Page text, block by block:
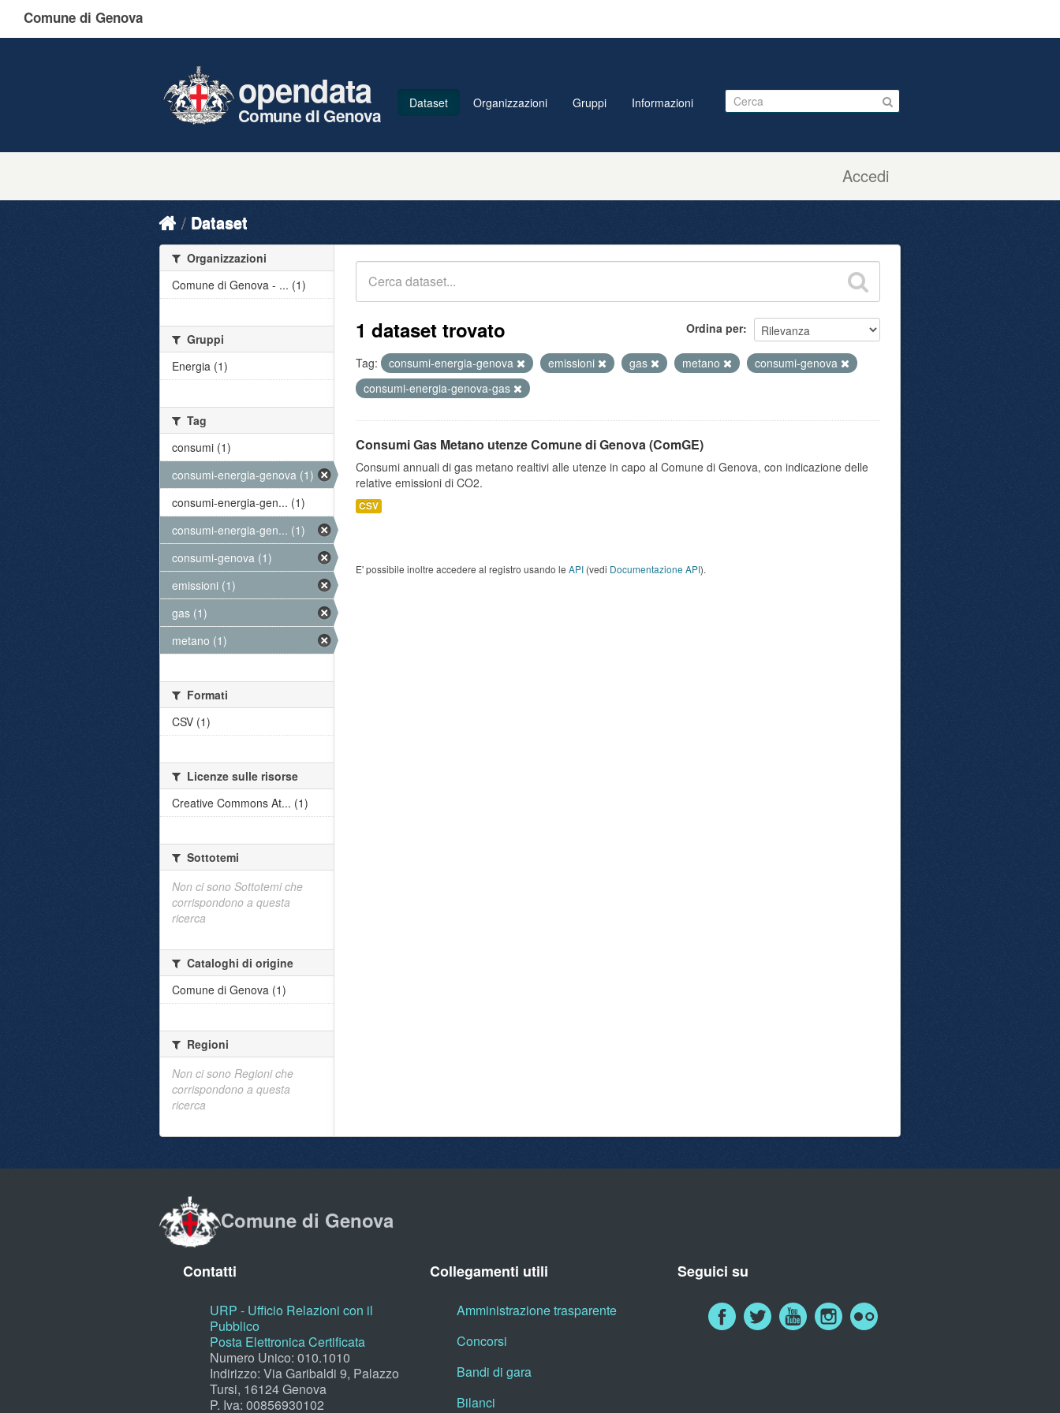
Comune di Genova
Accedi
opendata
Comune di Genova
Dataset Organizzazioni Gruppi Informazioni
Dataset
Ordina per
1 dataset trovato
Tag: consumi-energia-genova emissioni gas metano
consumi-genova
consumi-energia-genova-gas
Consumi Gas Metano utenze Comune di Genova (ComGE)
Consumi annuali di gas metano realtivi alle utenze in capo al Comune di Genova, con indicazione delle
relative emissioni di CO2.
CSV
E' possibile inoltre accedere al registro usando le API (vedi Documentazione API).
Organizzazioni
Comune di Genova - ... (1)
Gruppi
Energia (1)
Tag
consumi (1)
consumi-energia-genova (1)
consumi-energia-gen... (1)
consumi-energia-gen... (1)
consumi-genova (1)
emissioni (1)
gas (1)
metano (1)
Formati
CSV (1)
Licenze sulle risorse
Creative Commons At... (1)
Sottotemi
Non ci sono Sottotemi che
corrispondono a questa
ricerca
Cataloghi di origine
Comune di Genova (1)
Regioni
Non ci sono Regioni che
corrispondono a questa
ricerca
Comune di Genova
Contatti
URP - Ufficio Relazioni con il
Pubblico
Posta Elettronica Certificata
Numero Unico: 010.1010
Indirizzo: Via Garibaldi 9, Palazzo
Tursi, 16124 Genova
P. Iva: 00856930102
Collegamenti utili
Amministrazione trasparente
Concorsi
Bandi di gara
Bilanci
Seguici su